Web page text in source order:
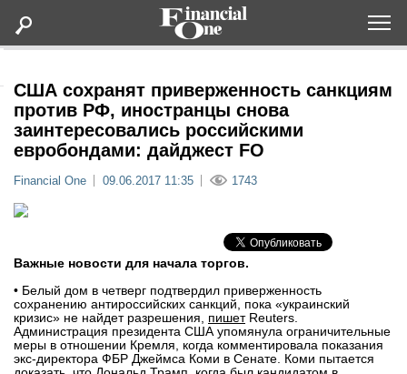
Статьи
Дайджесты
Новости
США сохранят приверженность санкциям
против РФ, иностранцы снова
заинтересовались российскими
евробондами: дайджест FO
Financial One 09.06.2017 11:35 1743
Важные новости для начала торгов.
• Белый дом в четверг подтвердил приверженность
сохранению антироссийских санкций, пока «украинский
кризис» не найдет разрешения, пишетReuters.
Администрация президента США упомянула ограничительные
меры в отношении Кремля, когда комментировала показания
экс-директора ФБР Джеймса Коми в Сенате. Коми пытается